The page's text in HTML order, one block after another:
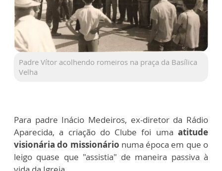
Padre Vítor acolhendo romeiros na praça da Basílica
Velha
Para padre Inácio Medeiros, ex-diretor da Rádio
Aparecida, a criação do Clube foi uma atitude
visionária do missionário numa época em que o
leigo quase que "assistia" de maneira passiva à